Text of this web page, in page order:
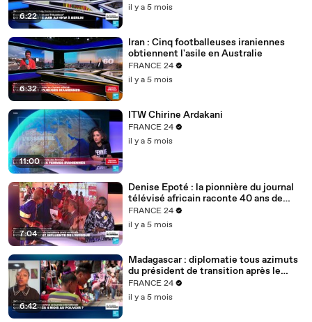
6:22
il y a 5 mois
6:32
Iran : Cinq footballeuses iraniennes
obtiennent l'asile en Australie
FRANCE 24
il y a 5 mois
11:00
ITW Chirine Ardakani
FRANCE 24
il y a 5 mois
7:04
Denise Epoté : la pionnière du journal
télévisé africain raconte 40 ans de
carrière
FRANCE 24
il y a 5 mois
6:42
Madagascar : diplomatie tous azimuts
du président de transition après le
putsch
FRANCE 24
il y a 5 mois